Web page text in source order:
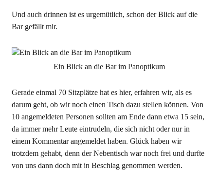
Und auch drinnen ist es urgemütlich, schon der Blick auf die
Bar gefällt mir.
Ein Blick an die Bar im Panoptikum
Gerade einmal 70 Sitzplätze hat es hier, erfahren wir, als es
darum geht, ob wir noch einen Tisch dazu stellen können. Von
10 angemeldeten Personen sollten am Ende dann etwa 15 sein,
da immer mehr Leute eintrudeln, die sich nicht oder nur in
einem Kommentar angemeldet haben. Glück haben wir
trotzdem gehabt, denn der Nebentisch war noch frei und durfte
von uns dann doch mit in Beschlag genommen werden.